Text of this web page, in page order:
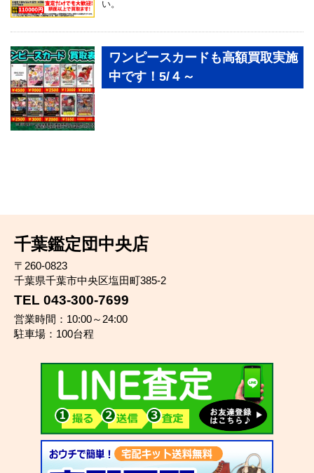
い。
ワンピースカードも高額買取実施
中です！5/４～
千葉鑑定団中央店
〒260-0823
千葉県千葉市中央区塩田町385-2
TEL 043-300-7699
営業時間：10:00～24:00
駐車場：100台程